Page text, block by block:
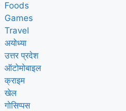
Foods
Games
Travel
अयोध्या
उत्तर प्रदेश
ऑटोमोबाइल
क्राइम
खेल
गोसिप्पस